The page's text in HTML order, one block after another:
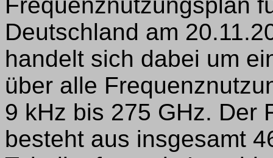
Deutschland am
handelt sich dabei um
über alle
9 kHz bis 275 GHz. Der
besteht aus insgesamt